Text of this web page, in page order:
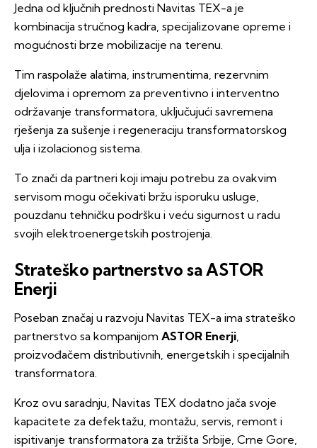
Jedna od ključnih prednosti Navitas TEX-a je
kombinacija stručnog kadra, specijalizovane opreme i
mogućnosti brze mobilizacije na terenu.
Tim raspolaže alatima, instrumentima, rezervnim
djelovima i opremom za preventivno i interventno
održavanje transformatora, uključujući savremena
rješenja za sušenje i regeneraciju transformatorskog
ulja i izolacionog sistema.
To znači da partneri koji imaju potrebu za ovakvim
servisom mogu očekivati bržu isporuku usluge,
pouzdanu tehničku podršku i veću sigurnost u radu
svojih elektroenergetskih postrojenja.
Strateško partnerstvo sa ASTOR
Enerji
Poseban značaj u razvoju Navitas TEX-a ima strateško
partnerstvo sa kompanijom ASTOR Enerji,
proizvođačem distributivnih, energetskih i specijalnih
transformatora.
Kroz ovu saradnju, Navitas TEX dodatno jača svoje
kapacitete za defektažu, montažu, servis, remont i
ispitivanje transformatora za tržišta Srbije, Crne Gore,